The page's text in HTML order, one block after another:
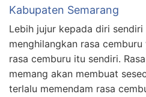
Kabupaten Semarang
Lebih jujur kepada diri
menghilangkan rasa
rasa cemburu itu sendiri.
memang akan membuat
terlalu memendam rasa